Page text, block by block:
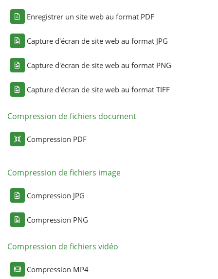
Enregistrer un site web au format PDF
Capture d'écran de site web au format JPG
Capture d'écran de site web au format PNG
Capture d'écran de site web au format TIFF
Compression de fichiers document
Compression PDF
Compression de fichiers image
Compression JPG
Compression PNG
Compression de fichiers vidéo
Compression MP4